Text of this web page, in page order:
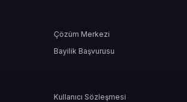
Çözüm Merkezi
Bayilik Başvurusu
Kullanıcı Sözleşmesi